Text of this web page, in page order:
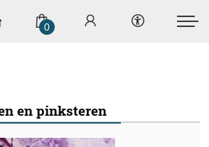
0
en pinksteren